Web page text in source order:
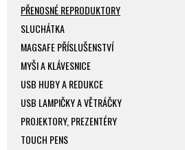
PŘENOSNÉ REPRODUKTORY
SLUCHÁTKA
MAGSAFE PŘÍSLUŠENSTVÍ
MYŠI A KLÁVESNICE
USB HUBY A REDUKCE
USB LAMPIČKY A VĚTRÁČKY
PROJEKTORY, PREZENTÉRY
TOUCH PENS